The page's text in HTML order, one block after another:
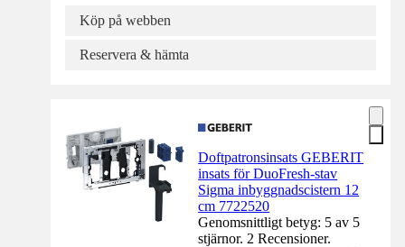
Köp på webben
Reservera & hämta
Doftpatronsinsats GEBERIT
insats för DuoFresh-stav
Sigma inbyggnadscistern 12
cm 7722520
Genomsnittligt betyg: 5 av 5
stjärnor. 2 Recensioner.